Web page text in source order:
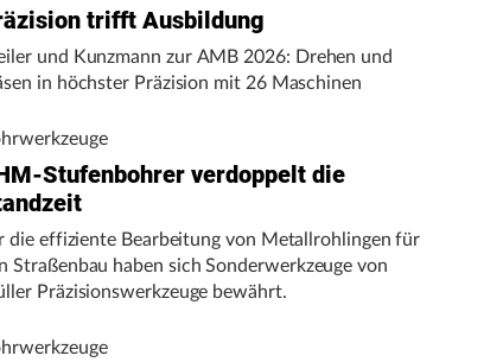
trifft Ausbildung
und Kunzmann zur AMB 2026: Drehen und
in höchster Präzision mit 26 Maschinen
Stufenbohrer verdoppelt die
die effiziente Bearbeitung von Metallrohlingen für
Straßenbau haben sich Sonderwerkzeuge von
Präzisionswerkzeuge bewährt.